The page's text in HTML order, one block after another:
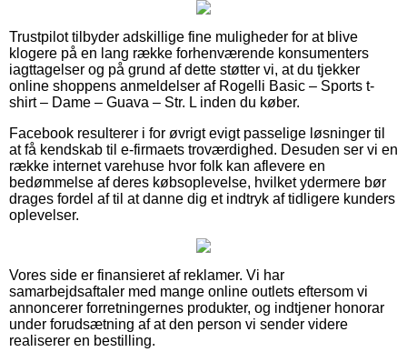
Trustpilot tilbyder adskillige fine muligheder for at blive
klogere på en lang række forhenværende konsumenters
iagttagelser og på grund af dette støtter vi, at du tjekker
online shoppens anmeldelser af Rogelli Basic – Sports t-
shirt – Dame – Guava – Str. L inden du køber.
Facebook resulterer i for øvrigt evigt passelige løsninger til
at få kendskab til e-firmaets troværdighed. Desuden ser vi en
række internet varehuse hvor folk kan aflevere en
bedømmelse af deres købsoplevelse, hvilket ydermere bør
drages fordel af til at danne dig et indtryk af tidligere kunders
oplevelser.
Vores side er finansieret af reklamer. Vi har
samarbejdsaftaler med mange online outlets eftersom vi
annoncerer forretningernes produkter, og indtjener honorar
under forudsætning af at den person vi sender videre
realiserer en bestilling.